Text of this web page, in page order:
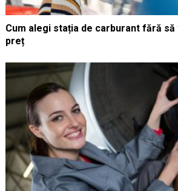
Cum alegi stația de carburant fără
preț